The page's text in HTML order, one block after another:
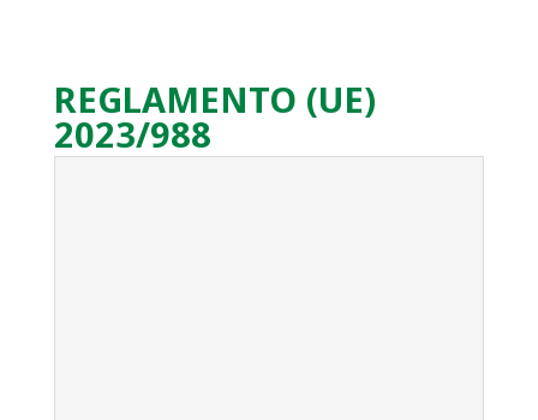
Productos
Directivas y normativa europea
REGLAMENTO (UE)
2023/988